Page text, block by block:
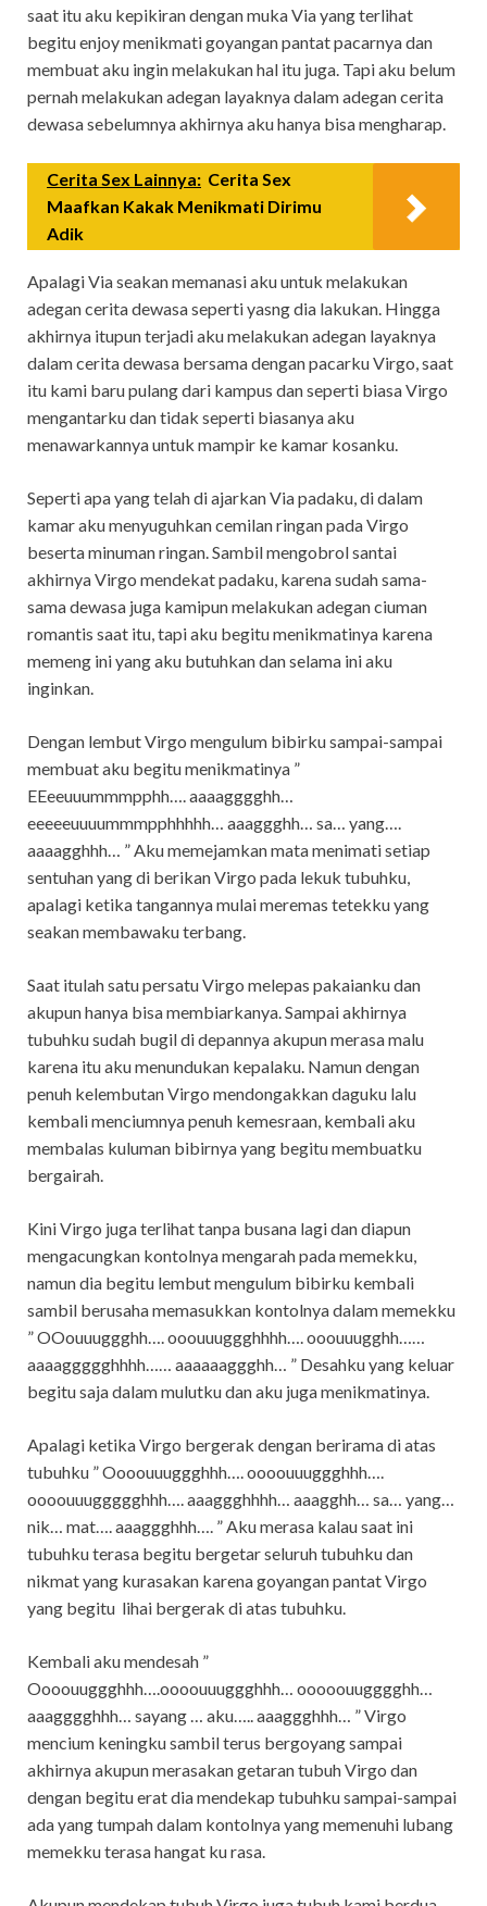
saat itu aku kepikiran dengan muka Via yang terlihat
begitu enjoy menikmati goyangan pantat pacarnya dan
membuat aku ingin melakukan hal itu juga. Tapi aku belum
pernah melakukan adegan layaknya dalam adegan cerita
dewasa sebelumnya akhirnya aku hanya bisa mengharap.
Cerita Sex Lainnya: Cerita Sex
Maafkan Kakak Menikmati Dirimu
Adik
Apalagi Via seakan memanasi aku untuk melakukan
adegan cerita dewasa seperti yasng dia lakukan. Hingga
akhirnya itupun terjadi aku melakukan adegan layaknya
dalam cerita dewasa bersama dengan pacarku Virgo, saat
itu kami baru pulang dari kampus dan seperti biasa Virgo
mengantarku dan tidak seperti biasanya aku
menawarkannya untuk mampir ke kamar kosanku.
Seperti apa yang telah di ajarkan Via padaku, di dalam
kamar aku menyuguhkan cemilan ringan pada Virgo
beserta minuman ringan. Sambil mengobrol santai
akhirnya Virgo mendekat padaku, karena sudah sama-
sama dewasa juga kamipun melakukan adegan ciuman
romantis saat itu, tapi aku begitu menikmatinya karena
memeng ini yang aku butuhkan dan selama ini aku
inginkan.
Dengan lembut Virgo mengulum bibirku sampai-sampai
membuat aku begitu menikmatinya ”
EEeeuuummmpphh…. aaaagggghh…
eeeeeuuuummmpphhhhh… aaaggghh… sa… yang….
aaaagghhh… ” Aku memejamkan mata menimati setiap
sentuhan yang di berikan Virgo pada lekuk tubuhku,
apalagi ketika tangannya mulai meremas tetekku yang
seakan membawaku terbang.
Saat itulah satu persatu Virgo melepas pakaianku dan
akupun hanya bisa membiarkanya. Sampai akhirnya
tubuhku sudah bugil di depannya akupun merasa malu
karena itu aku menundukan kepalaku. Namun dengan
penuh kelembutan Virgo mendongakkan daguku lalu
kembali menciumnya penuh kemesraan, kembali aku
membalas kuluman bibirnya yang begitu membuatku
bergairah.
Kini Virgo juga terlihat tanpa busana lagi dan diapun
mengacungkan kontolnya mengarah pada memekku,
namun dia begitu lembut mengulum bibirku kembali
sambil berusaha memasukkan kontolnya dalam memekku
” OOouuuggghh…. ooouuuggghhhh…. ooouuugghh……
aaaaggggghhhh…… aaaaaaggghh… ” Desahku yang keluar
begitu saja dalam mulutku dan aku juga menikmatinya.
Apalagi ketika Virgo bergerak dengan berirama di atas
tubuhku ” Oooouuuggghhh…. oooouuuggghhh….
oooouuuggggghhh…. aaaggghhhh… aaagghh… sa… yang…
nik… mat…. aaaggghhh…. ” Aku merasa kalau saat ini
tubuhku terasa begitu bergetar seluruh tubuhku dan
nikmat yang kurasakan karena goyangan pantat Virgo
yang begitu lihai bergerak di atas tubuhku.
Kembali aku mendesah ”
Oooouuggghhh….oooouuuggghhh… ooooouugggghh…
aaagggghhh… sayang … aku….. aaaggghhh… ” Virgo
mencium keningku sambil terus bergoyang sampai
akhirnya akupun merasakan getaran tubuh Virgo dan
dengan begitu erat dia mendekap tubuhku sampai-sampai
ada yang tumpah dalam kontolnya yang memenuhi lubang
memekku terasa hangat ku rasa.